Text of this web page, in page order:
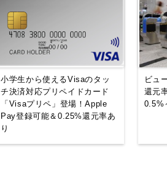
小学生から使えるVisaのタッ
チ決済対応プリペイドカード
「Visaプリペ」登場！Apple
Pay登録可能＆0.25%還元率あ
り
ビュ
還元
0.5%